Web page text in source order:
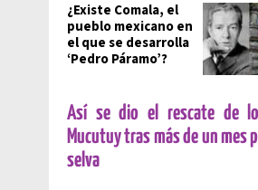
¿Existe Comala, el
pueblo mexicano en
el que se desarrolla
‘Pedro Páramo’?
Así se dio el rescate de
Mucutuy tras más de un mes
selva